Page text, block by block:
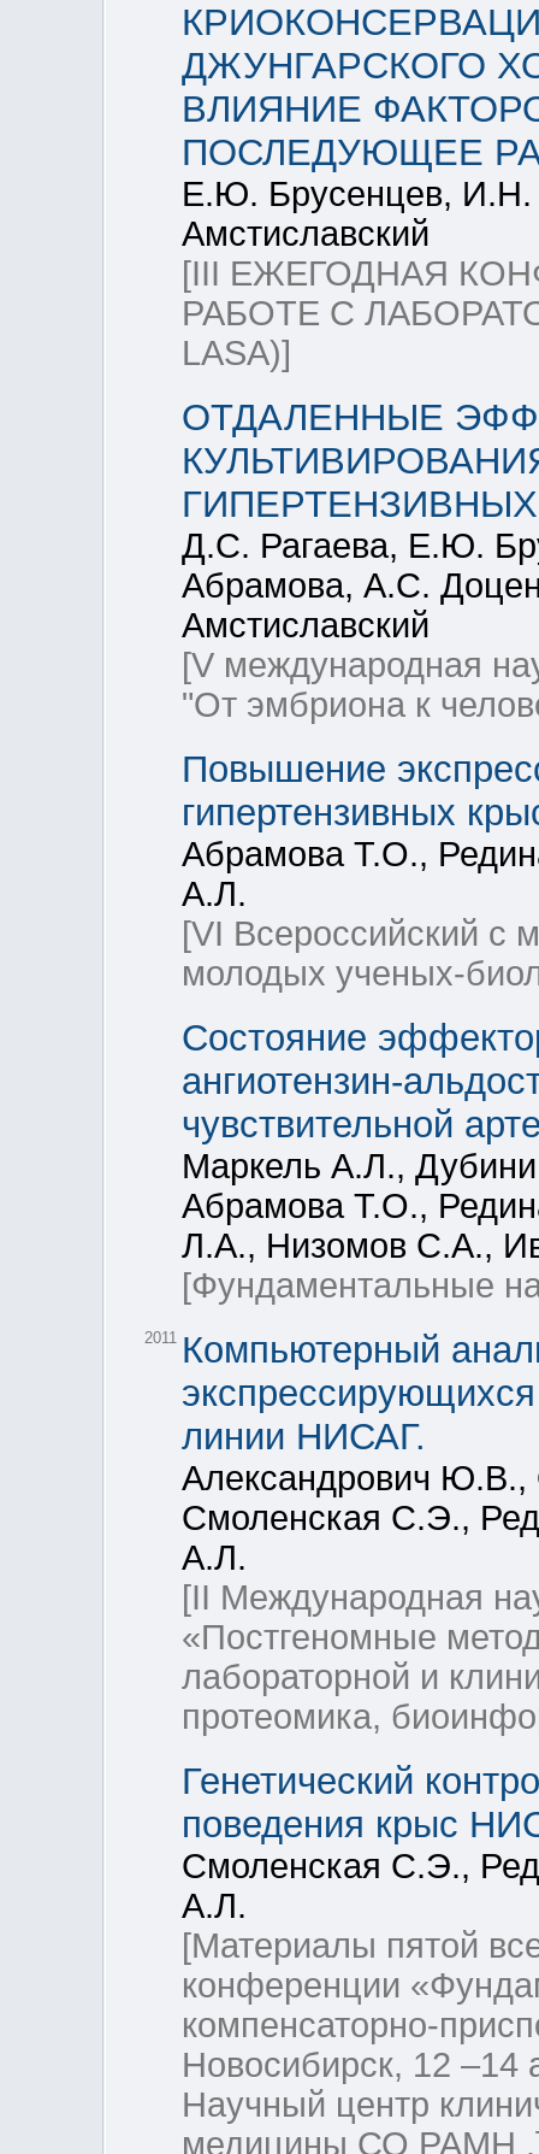
ДЖУНГАРСКОГО
ВЛИЯНИЕ
ПОСЛЕДУЮЩЕЕ
Е.Ю. Брусенцев,
Амстиславский
[III ЕЖЕГОДНАЯ
РАБОТЕ С
LASA)]
ОТДАЛЕННЫЕ
Д.С. Рагаева, Е.Ю.
Абрамова, А.С.
Амстиславский
[V международная
"От эмбриона к
Повышение
гипертензивных
Абрамова Т.О.,
А.Л.
[VI Всероссийский с
молодых ученых-
Состояние
ангиотензин-
чувствительной
Маркель А.Л.,
Абрамова Т.О.,
Л.А., Низомов С.А.,
[Фундаментальные
2011 Компьютерный
экспрессирующихся
линии НИСАГ.
Александрович
Смоленская С.Э.,
А.Л.
[II Международная
«Постгеномные
лабораторной и
протеомика,
Генетический
поведения крыс
Смоленская С.Э.,
А.Л.
[Материалы пятой
конференции
компенсаторно-
Новосибирск, 12 –14
Научный центр
медицины СО РАМН